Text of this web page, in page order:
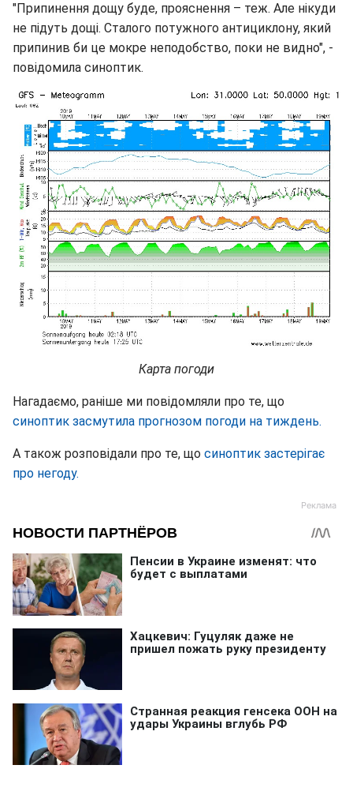
"Припинення дощу буде, прояснення – теж. Але нікуди
не підуть дощі. Сталого потужного антициклону, який
припинив би це мокре неподобство, поки не видно", -
повідомила синоптик.
Карта погоди
Нагадаємо, раніше ми повідомляли про те, що
синоптик засмутила прогнозом погоди на тиждень.
А також розповідали про те, що синоптик застерігає
про негоду.